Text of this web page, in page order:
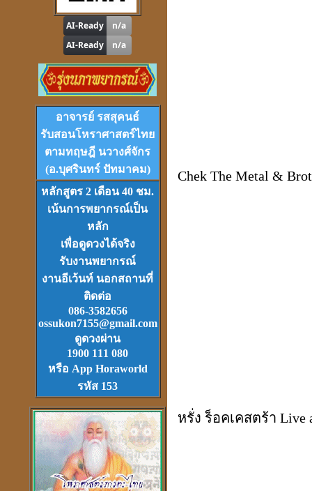
"รู้หนึ่ง-รู้หมด"
ดูดวง,หาฤกษ์ด้วยตนเอง
โปรแกรมTian-Tek Pro
Version 1
ราคา 1,000บาท
DVDเรียนดวงจีน
ชุดที่1-2-3
Download ฟรี.
ตลับเมตรไฮเทค (ดีที่สุดใน
โลก)วัดได้ยาวไกลที่สุด
วัตุถุมงคล
เสริมดวง แก้ชง
สะเดาะเคาะห์ ต่อชะตา
อาจารย์ รสสุคนธ์
รับสอนโหราศาสตร์ไทย
ตามทฤษฎี นวางศ์จักร
(อ.บุศรินทร์ ปัทมาคม)
หลักสูตร 2 เดือน 40 ชม.
เน้นการพยากรณ์เป็น
หลัก
เพื่อดูดวงได้จริง
รับงานพยากรณ์
งานอีเว้นท์ นอกสถานที่
ติดต่อ
086-3582656
ossukon7155@gmail.com
ดูดวงผ่าน
1900 111 080
หรือ App Horaworld
รหัส 153
Chek The Metal &
หรั่ง ร็อคเคสตร้า Live